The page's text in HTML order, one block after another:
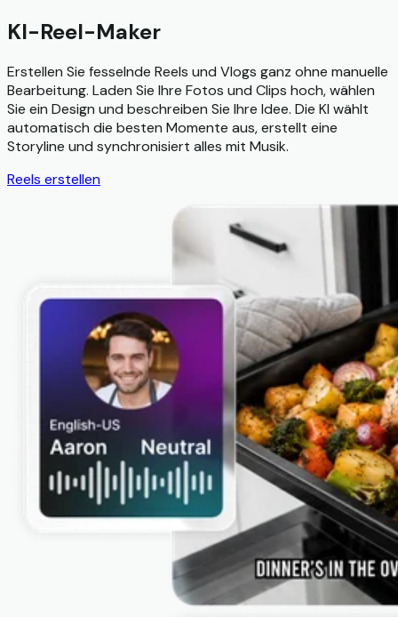
KI-Reel-Maker
Erstellen Sie fesselnde Reels und Vlogs ganz ohne manuelle
Bearbeitung. Laden Sie Ihre Fotos und Clips hoch, wählen
Sie ein Design und beschreiben Sie Ihre Idee. Die KI wählt
automatisch die besten Momente aus, erstellt eine
Storyline und synchronisiert alles mit Musik.
Reels erstellen